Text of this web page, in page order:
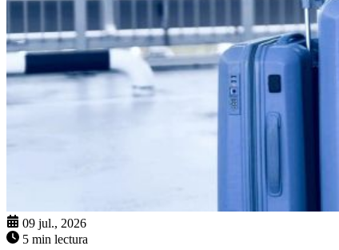
09 jul., 2026
5 min lectura